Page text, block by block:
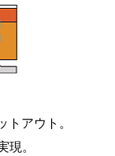
トアウト。
。